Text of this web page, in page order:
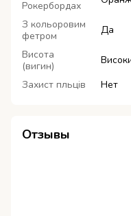
Рокербордах
З кольоровим
фетром
Да
Висота
(вигин)
Захист пльців
Нет
Отзывы